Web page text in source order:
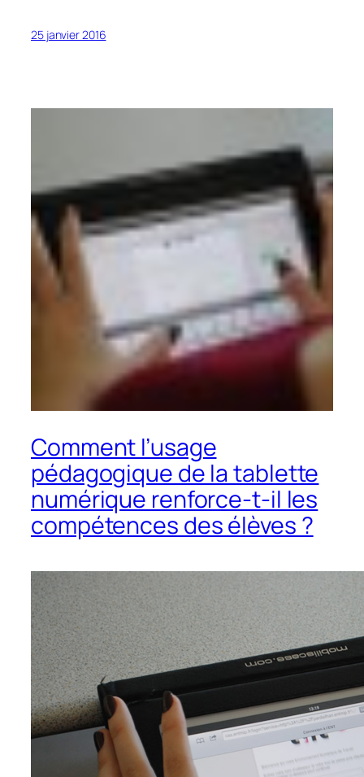
25 janvier 2016
Comment l’usage
pédagogique de la tablette
numérique renforce-t-il les
compétences des élèves ?